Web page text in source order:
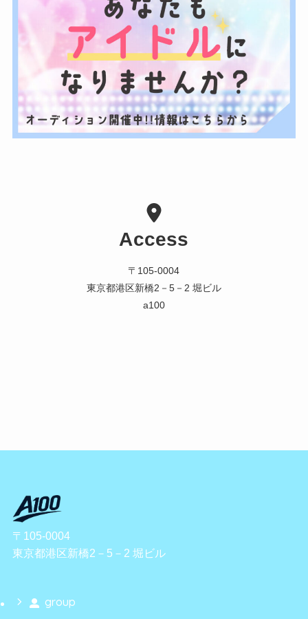
Access
〒105-0004
東京都港区新橋2－5－2 堀ビル
a100
〒105-0004
東京都港区新橋2－5－2 堀ビル
group